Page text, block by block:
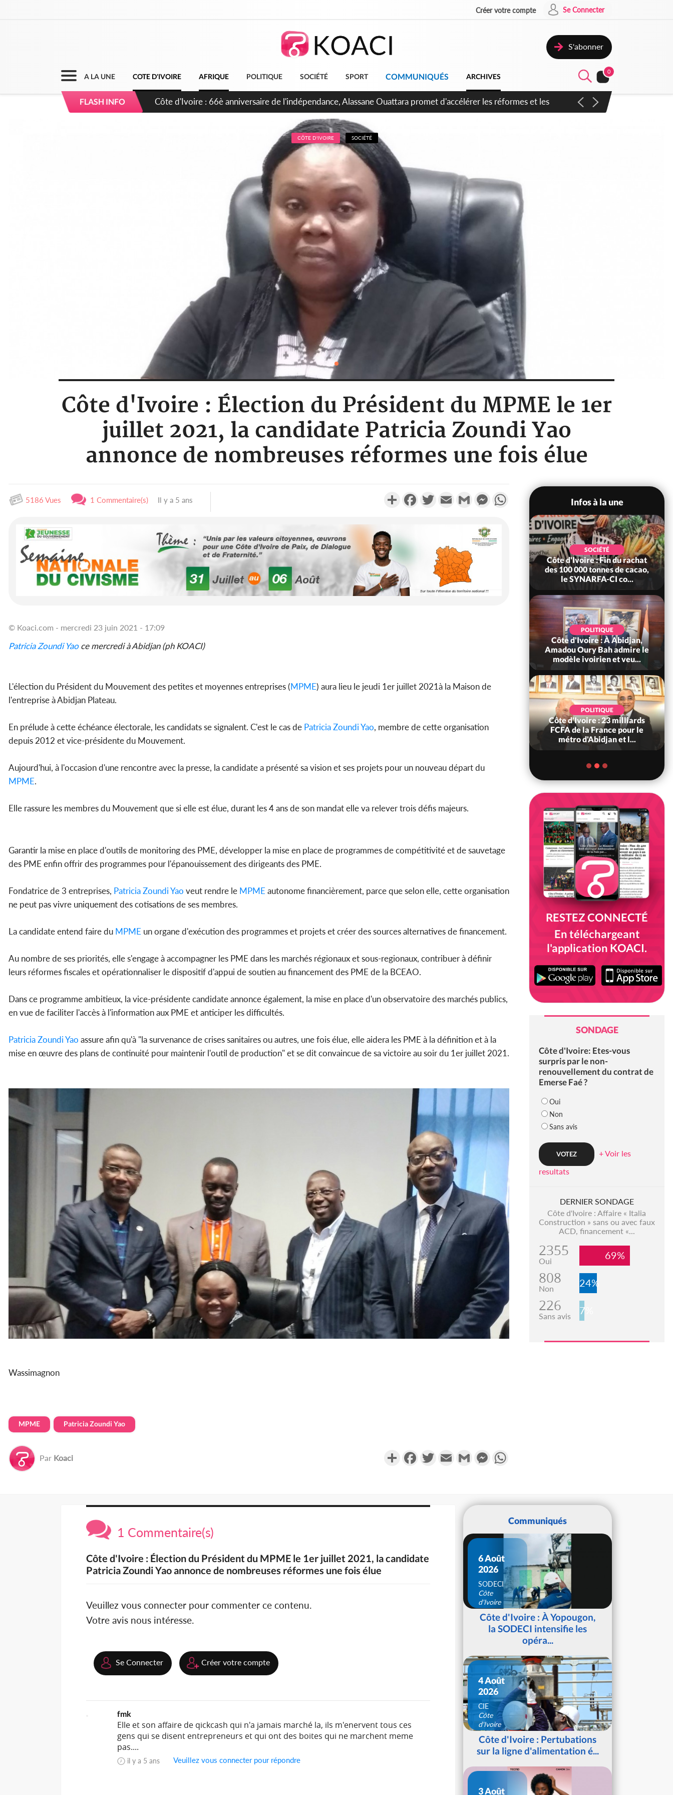
Créer votre compte Se Connecter
S'abonner
A LA UNE COTE D'IVOIRE AFRIQUE POLITIQUE SOCIÉTÉ SPORT COMMUNIQUÉS ARCHIVES
0
FLASH INFO
Côte d'Ivoire : À Abidjan, Amadou Oury Bah admire le modèle ivoirien et veut s'en inspirer pour accélérer le
CÔTE D'IVOIRE SOCIÉTÉ
Côte d'Ivoire : Élection du Président du MPME le 1er
juillet 2021, la candidate Patricia Zoundi Yao
annonce de nombreuses réformes une fois élue
5186 Vues 1 Commentaire(s) Il y a 5 ans PartagerFacebookTwitterEmail Gmail MessengerWhatsApp
© Koaci.com - mercredi 23 juin 2021 - 17:09
Patricia Zoundi Yaoce mercredi à Abidjan (ph KOACI)
L'élection du Président du Mouvement des petites et moyennes entreprises (MPME) aura lieu le jeudi 1er juillet 2021à la Maison de
l'entreprise à Abidjan Plateau.
En prélude à cette échéance électorale, les candidats se signalent. C'est le cas de Patricia Zoundi Yao, membre de cette organisation
depuis 2012 et vice-présidente du Mouvement.
Aujourd'hui, à l'occasion d'une rencontre avec la presse, la candidate a présenté sa vision et ses projets pour un nouveau départ du
MPME.
Elle rassure les membres du Mouvement que si elle est élue, durant les 4 ans de son mandat elle va relever trois défis majeurs.
Garantir la mise en place d'outils de monitoring des PME, développer la mise en place de programmes de compétitivité et de sauvetage
des PME enfin offrir des programmes pour l'épanouissement des dirigeants des PME.
Fondatrice de 3 entreprises, Patricia Zoundi Yao veut rendre le MPME autonome financièrement, parce que selon elle, cette organisation
ne peut pas vivre uniquement des cotisations de ses membres.
La candidate entend faire du MPME un organe d'exécution des programmes et projets et créer des sources alternatives de financement.
Au nombre de ses priorités, elle s'engage à accompagner les PME dans les marchés régionaux et sous-regionaux, contribuer à définir
leurs réformes fiscales et opérationnaliser le dispositif d'appui de soutien au financement des PME de la BCEAO.
Dans ce programme ambitieux, la vice-présidente candidate annonce également, la mise en place d'un observatoire des marchés publics,
en vue de faciliter l'accès à l'information aux PME et anticiper les difficultés.
Patricia Zoundi Yao assure afin qu'à "la survenance de crises sanitaires ou autres, une fois élue, elle aidera les PME à la définition et à la
mise en œuvre des plans de continuité pour maintenir l'outil de production" et se dit convaincue de sa victoire au soir du 1er juillet 2021.
Wassimagnon
MPME Patricia Zoundi Yao
Par Koaci PartagerFacebookTwitterEmail Gmail Messenger
Infos à la une
POLITIQUE
Côte d'Ivoire : Fête nationale,
Alassane Ouattara accorde
la grâce à 4 661...
Mamadou Traoré ex
SOCIÉTÉ
Côte d'Ivoire : Fin du rachat
des 100 000 tonnes de cacao,
le SYNARFA-CI co...
POLITIQUE
Côte d'Ivoire : À Abidjan,
Amadou Oury Bah admire le
modèle ivoirien et veu...
POLITIQUE
Côte d'Ivoire : 23 milliards
FCFA de la France pour le
métro d'Abidjan et l...
RESTEZ CONNECTÉ
En téléchargeant
l'application KOACI.
SONDAGE
Côte d'Ivoire: Etes-vous
surpris par le non-
renouvellement du contrat de
Emerse Faé ?
Oui
Non
Sans avis
+ Voir les
resultats
DERNIER SONDAGE
Côte d'Ivoire : Affaire « Italia
Construction » sans ou avec faux
ACD, financement «...
2355
Oui 69%
808
Non 24%
226
Sans avis 7%
1 Commentaire(s)
Côte d'Ivoire : Élection du Président du MPME le 1er juillet 2021, la candidate
Patricia Zoundi Yao annonce de nombreuses réformes une fois élue
Veuillez vous connecter pour commenter ce contenu.
Votre avis nous intéresse.
Se Connecter Créer votre compte
fmk
Elle et son affaire de qickcash qui n'a jamais marché la, ils m'enervent tous ces
gens qui se disent entrepreneurs et qui ont des boites qui ne marchent meme
pas....
il y a 5 ans Veuillez vous connecter pour répondre
Communiqués
6 Août
2026
SODECI
Côte
d'Ivoire
Côte d'Ivoire : À Yopougon,
la SODECI intensifie les
opéra...
4 Août
2026
CIE
Côte
d'Ivoire
Côte d'Ivoire : Pertubations
sur la ligne d'alimentation é...
3 Août